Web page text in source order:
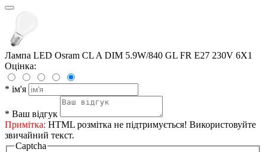
Лампа LED Osram CL A DIM 5.9W/840 GL FR E27 230V 6X1
Оцінка:
* ім'я
* Ваш відгук
Примітка: HTML розмітка не підтримується! Використовуйте
звичайний текст.
Captcha